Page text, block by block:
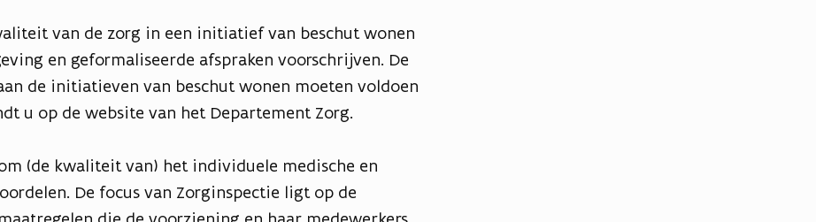
van de zorg in een initiatief van beschut wonen
en geformaliseerde afspraken voorschrijven. De
de initiatieven van beschut wonen moeten voldoen
u op de website van het Departement Zorg.
(de kwaliteit van) het individuele medische en
De focus van Zorginspectie ligt op de